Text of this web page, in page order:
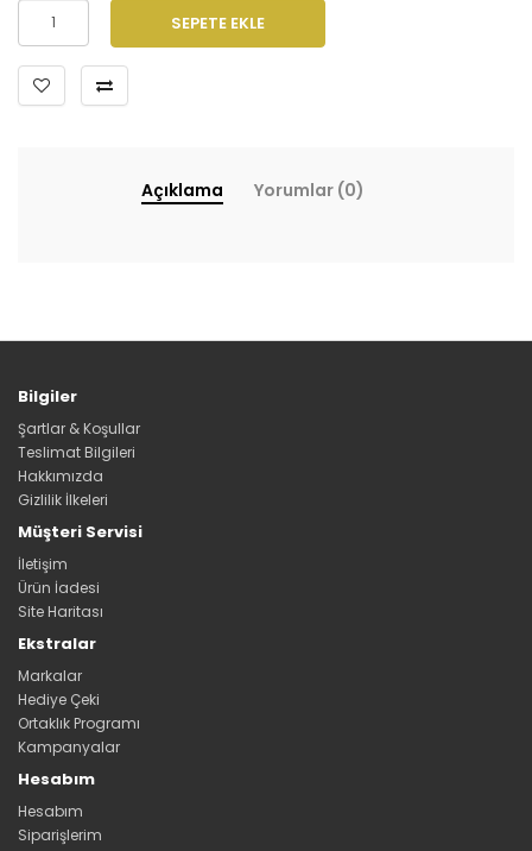
SEPETE EKLE
Açıklama Yorumlar (0)
Bilgiler
Şartlar & Koşullar
Teslimat Bilgileri
Hakkımızda
Gizlilik İlkeleri
Müşteri Servisi
İletişim
Ürün İadesi
Site Haritası
Ekstralar
Markalar
Hediye Çeki
Ortaklık Programı
Kampanyalar
Hesabım
Hesabım
Siparişlerim